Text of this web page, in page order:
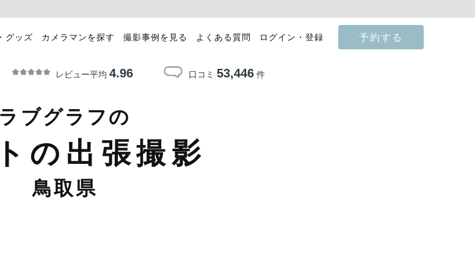
グッズ カメラマンを探す 撮影事例を見る よくある質問 ログイン・登録 予約する
レビュー平均 4.96 口コミ 53,446件
ラブグラフの
の出張撮影
鳥取県